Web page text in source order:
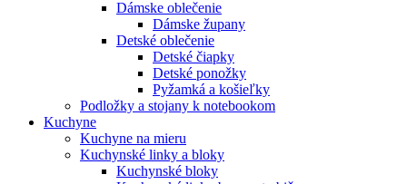
Dámske oblečenie
Dámske župany
Detské oblečenie
Detské čiapky
Detské ponožky
Pyžamká a košieľky
Podložky a stojany k notebookom
Kuchyne
Kuchyne na mieru
Kuchynské linky a bloky
Kuchynské bloky